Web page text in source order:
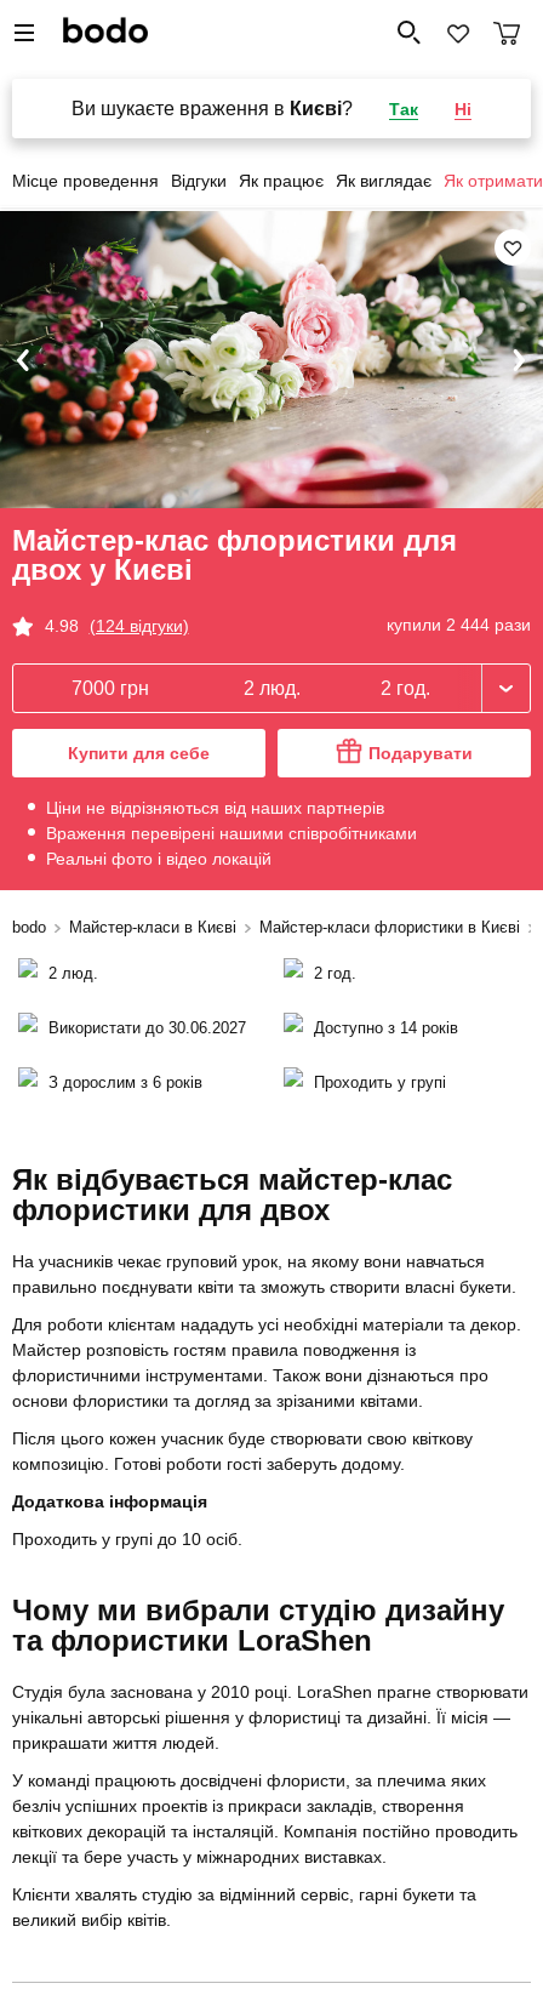
Ви шукаєте враження в Києві? Так Ні
Місце проведення Відгуки Як працює Як виглядає Як отримати
Майстер-клас флористики для
двох у Києві
4.98 (124 відгуки) купили 2 444 рази
7000 грн 2 люд. 2 год.
Купити для себе Подарувати
Ціни не відрізняються від наших партнерів
Враження перевірені нашими співробітниками
Реальні фото і відео локацій
bodo Майстер-класи в Києві Майстер-класи флористики в Києві
2 люд. 2 год.
Використати до 30.06.2027 Доступно з 14 років
З дорослим з 6 років Проходить у групі
Як відбувається майстер-клас
флористики для двох
На учасників чекає груповий урок, на якому вони навчаться
правильно поєднувати квіти та зможуть створити власні букети.
Для роботи клієнтам нададуть усі необхідні матеріали та декор.
Майстер розповість гостям правила поводження із
флористичними інструментами. Також вони дізнаються про
основи флористики та догляд за зрізаними квітами.
Після цього кожен учасник буде створювати свою квіткову
композицію. Готові роботи гості заберуть додому.
Додаткова інформація
Проходить у групі до 10 осіб.
Чому ми вибрали студію дизайну
та флористики LoraShen
Студія була заснована у 2010 році. LoraShen прагне створювати
унікальні авторські рішення у флористиці та дизайні. Її місія —
прикрашати життя людей.
У команді працюють досвідчені флористи, за плечима яких
безліч успішних проектів із прикраси закладів, створення
квіткових декорацій та інсталяцій. Компанія постійно проводить
лекції та бере участь у міжнародних виставках.
Клієнти хвалять студію за відмінний сервіс, гарні букети та
великий вибір квітів.